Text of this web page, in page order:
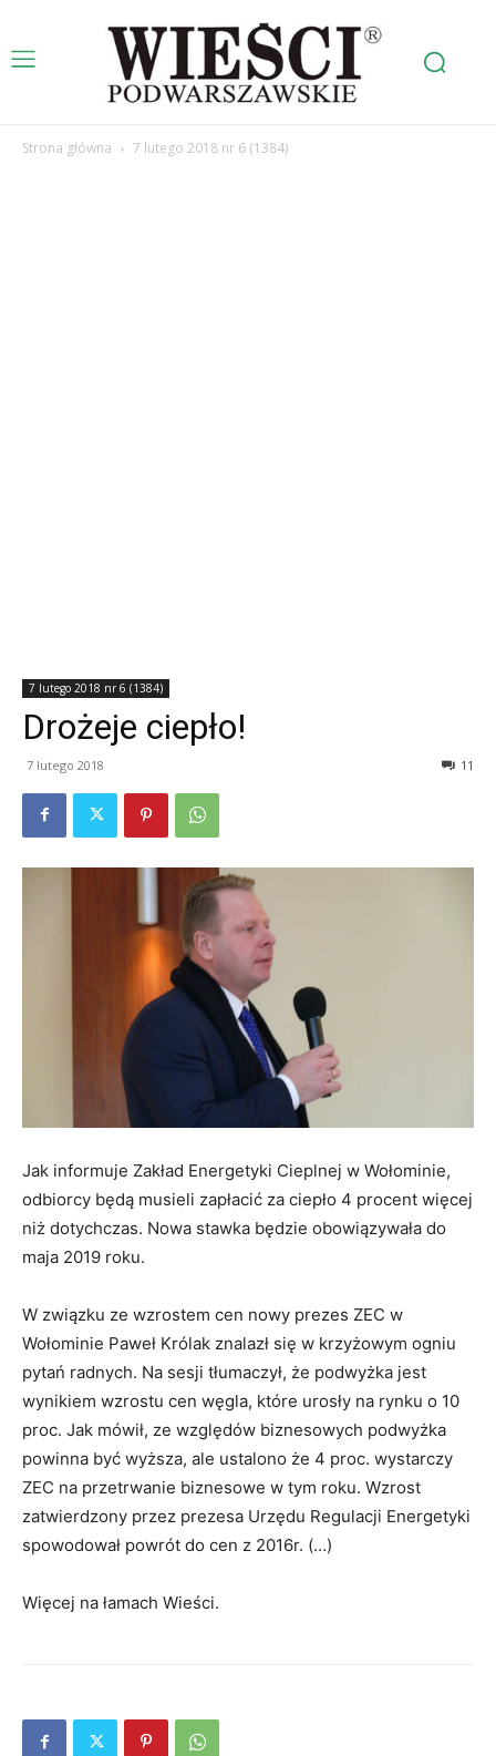
Strona główna 7 lutego 2018 nr 6 (1384)
7 lutego 2018 nr 6 (1384)
Drożeje ciepło!
7 lutego 2018 11
Jak informuje Zakład Energetyki Cieplnej w Wołominie,
odbiorcy będą musieli zapłacić za ciepło 4 procent więcej
niż dotychczas. Nowa stawka będzie obowiązywała do
maja 2019 roku.
W związku ze wzrostem cen nowy prezes ZEC w
Wołominie Paweł Królak znalazł się w krzyżowym ogniu
pytań radnych. Na sesji tłumaczył, że podwyżka jest
wynikiem wzrostu cen węgla, które urosły na rynku o 10
proc. Jak mówił, ze względów biznesowych podwyżka
powinna być wyższa, ale ustalono że 4 proc. wystarczy
ZEC na przetrwanie biznesowe w tym roku. Wzrost
zatwierdzony przez prezesa Urzędu Regulacji Energetyki
spowodował powrót do cen z 2016r. (…)
Więcej na łamach Wieści.